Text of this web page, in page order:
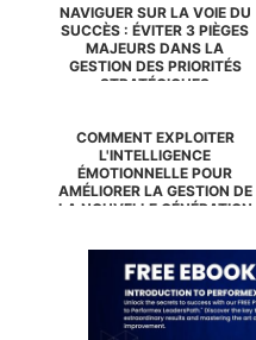
NAVIGUER SUR LA VOIE DU
SUCCÈS : ÉVITER 3 PIÈGES
MAJEURS DANS LA
GESTION DES PRIORITÉS
STRATÉGIQUES
COMMENT EXPLOITER
L'INTELLIGENCE
ÉMOTIONNELLE POUR
AMÉLIORER LA GESTION DE
LA NOUVELLE GÉNÉRATION